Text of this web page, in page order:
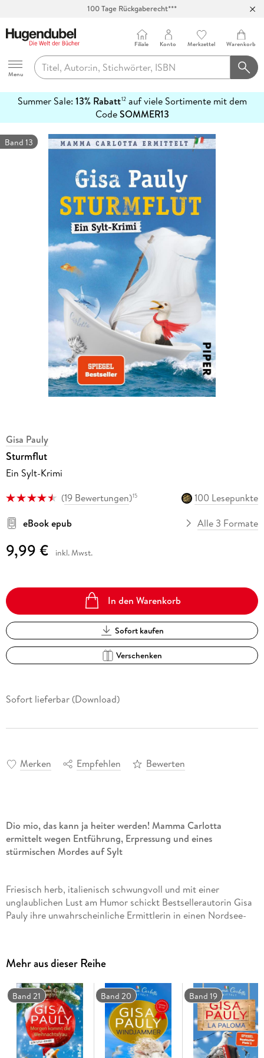
Abholung in über 100 Filialen
Hugendubel
Menu
Filiale Konto Merkzettel Warenkorb
Summer Sale: 13% Rabatt12auf viele Sortimente mit dem
CodeSOMMER13
erfahren
Band 13
Gisa Pauly
Sturmflut
Ein Sylt-Krimi
(19 Bewertungen)15
100 Lesepunkte
eBook epub
Alle 3 Formate
9,99 € inkl. Mwst.
In den Warenkorb
Sofort kaufen
Verschenken
Sofort lieferbar (Download)
Merken Empfehlen Bewerten
Dio mio, das kann ja heiter werden! Mamma Carlotta
ermittelt wegen Entführung, Erpressung und eines
stürmischen Mordes auf Sylt
Friesisch herb, italienisch schwungvoll und mit einer
unglaublichen Lust am Humor schickt Bestsellerautorin Gisa
Pauly ihre unwahrscheinliche Ermittlerin in einen Nordsee-
Für eine derart überschaubare Insel hat Sylt eine unglaublich
Mal Stoff für eine der witzigsten Regionalkrimi-Reihen liefert.
Mit einem Literaturfestival hat Mamma Carlotta zwar nicht
allzu viel am Hut, mit einer plötzlichen Entführung hingegen
Mehr aus dieser Reihe
Band 21 Band 20 Band 19